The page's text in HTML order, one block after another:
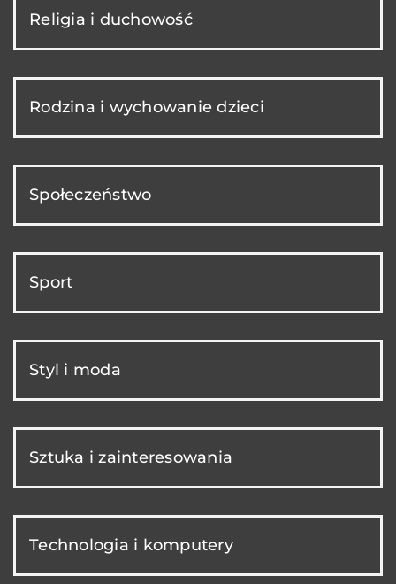
Religia i duchowość
Rodzina i wychowanie dzieci
Społeczeństwo
Sport
Styl i moda
Sztuka i zainteresowania
Technologia i komputery